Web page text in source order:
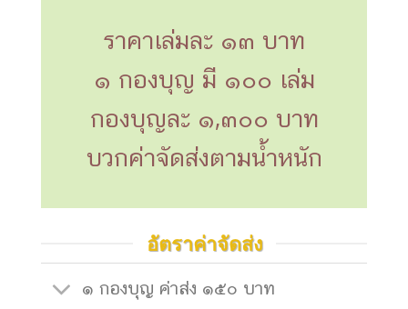
ราคาเล่มละ ๑๓ บาท
๑ กองบุญ มี ๑๐๐ เล่ม
กองบุญละ ๑,๓๐๐ บาท
บวกค่าจัดส่งตามน้ำหนัก
อัตราค่าจัดส่ง
๑ กองบุญ ค่าส่ง ๑๕๐ บาท